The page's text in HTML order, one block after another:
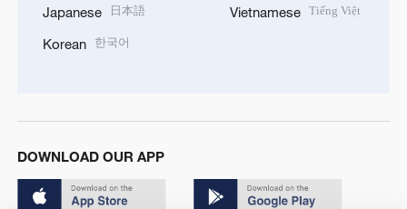
Japanese 日本語
Korean 한국어
Vietnamese Tiếng Việt
DOWNLOAD OUR APP